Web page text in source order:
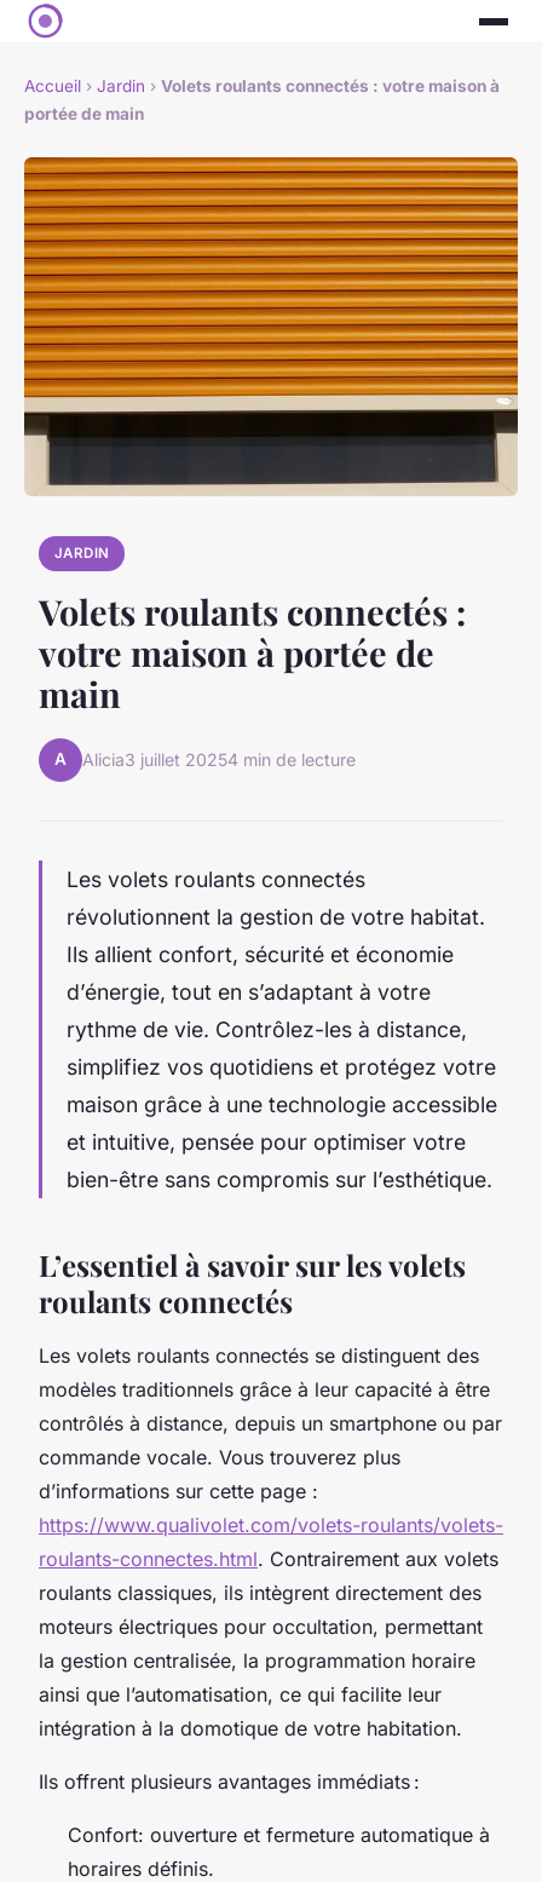
Accueil › Jardin › Volets roulants connectés : votre maison à
portée de main
JARDIN
Volets roulants connectés :
votre maison à portée de
main
A Alicia3 juillet 20254 min de lecture
Les volets roulants connectés
révolutionnent la gestion de votre habitat.
Ils allient confort, sécurité et économie
d’énergie, tout en s’adaptant à votre
rythme de vie. Contrôlez-les à distance,
simplifiez vos quotidiens et protégez votre
maison grâce à une technologie accessible
et intuitive, pensée pour optimiser votre
bien-être sans compromis sur l’esthétique.
L’essentiel à savoir sur les volets
roulants connectés
Les volets roulants connectés se distinguent des
modèles traditionnels grâce à leur capacité à être
contrôlés à distance, depuis un smartphone ou par
commande vocale. Vous trouverez plus
d’informations sur cette page :
https://www.qualivolet.com/volets-roulants/volets-
roulants-connectes.html. Contrairement aux volets
roulants classiques, ils intègrent directement des
moteurs électriques pour occultation, permettant
la gestion centralisée, la programmation horaire
ainsi que l’automatisation, ce qui facilite leur
intégration à la domotique de votre habitation.
Ils offrent plusieurs avantages immédiats :
Confort: ouverture et fermeture automatique à
horaires définis.